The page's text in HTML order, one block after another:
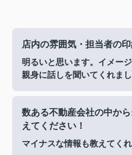
店内の雰囲気・担当者の
明るいと思います。イメー
親身に話しを聞いてくれまし
数ある不動産会社の中か
えてください！
マイナスな情報も教えてく